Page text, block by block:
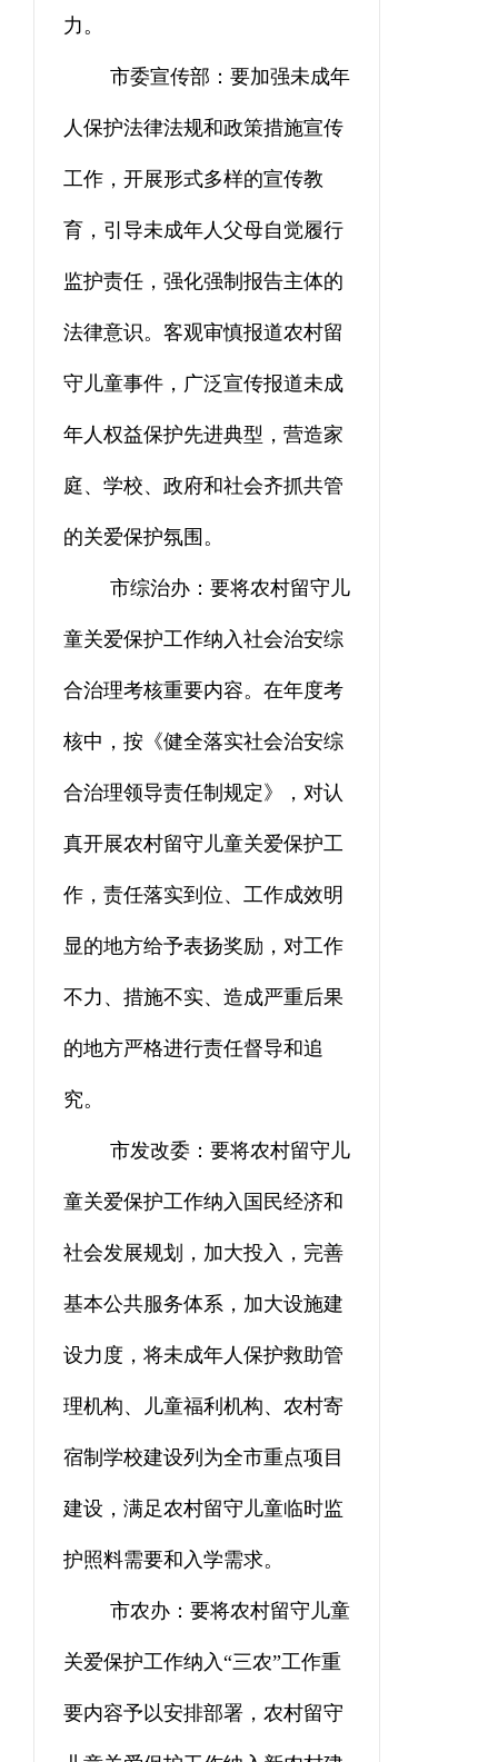
力。
市委宣传部：要加强未成年
人保护法律法规和政策措施宣传
工作，开展形式多样的宣传教
育，引导未成年人父母自觉履行
监护责任，强化强制报告主体的
法律意识。客观审慎报道农村留
守儿童事件，广泛宣传报道未成
年人权益保护先进典型，营造家
庭、学校、政府和社会齐抓共管
的关爱保护氛围。
市综治办：要将农村留守儿
童关爱保护工作纳入社会治安综
合治理考核重要内容。在年度考
核中，按《健全落实社会治安综
合治理领导责任制规定》，对认
真开展农村留守儿童关爱保护工
作，责任落实到位、工作成效明
显的地方给予表扬奖励，对工作
不力、措施不实、造成严重后果
的地方严格进行责任督导和追
究。
市发改委：要将农村留守儿
童关爱保护工作纳入国民经济和
社会发展规划，加大投入，完善
基本公共服务体系，加大设施建
设力度，将未成年人保护救助管
理机构、儿童福利机构、农村寄
宿制学校建设列为全市重点项目
建设，满足农村留守儿童临时监
护照料需要和入学需求。
市农办：要将农村留守儿童
关爱保护工作纳入“三农”工作重
要内容予以安排部署，农村留守